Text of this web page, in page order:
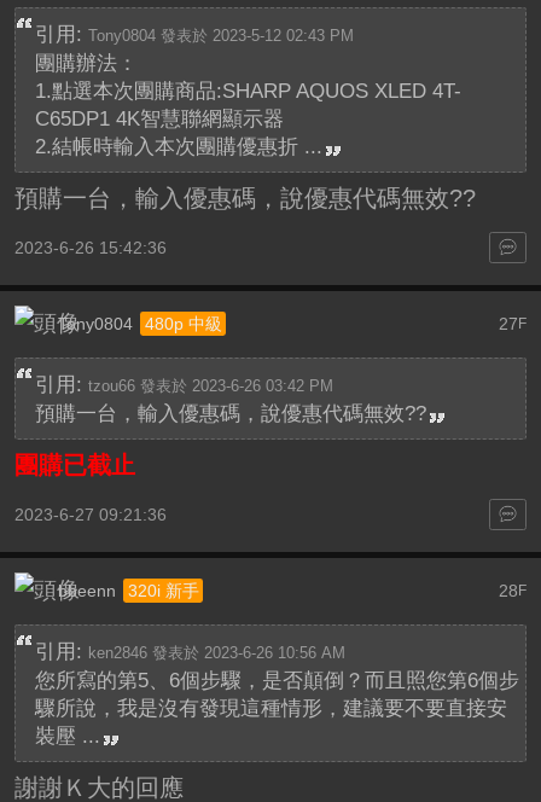
引用: Tony0804 發表於 2023-5-12 02:43 PM
團購辦法：
1.點選本次團購商品:SHARP AQUOS XLED 4T-
C65DP1 4K智慧聯網顯示器
2.結帳時輸入本次團購優惠折 ...
預購一台，輸入優惠碼，說優惠代碼無效??
2023-6-26 15:42:36
27 F
Tony0804 480p 中級
引用: tzou66 發表於 2023-6-26 03:42 PM
預購一台，輸入優惠碼，說優惠代碼無效??
團購已截止
2023-6-27 09:21:36
28 F
bbeenn 320i 新手
引用: ken2846 發表於 2023-6-26 10:56 AM
您所寫的第5、6個步驟，是否顛倒？而且照您第6個步
驟所說，我是沒有發現這種情形，建議要不要直接安
裝壓 ...
謝謝Ｋ大的回應